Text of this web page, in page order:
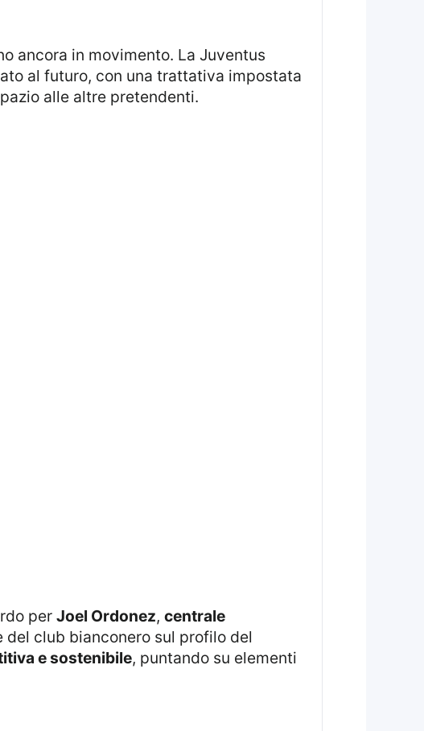
al futuro, con una trattativa impostata
alle altre pretendenti.
per Joel Ordonez, centrale
del club bianconero sul profilo del
e sostenibile, puntando su elementi